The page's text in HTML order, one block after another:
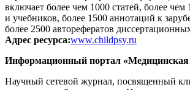
включает более чем 1000 статей, более чем
и учебников, более 1500 аннотаций к
более 2500 авторефератов
Адрес ресурса:www.childpsy.ru
Информационный портал «Медицинская
Научный сетевой журнал, посвященный